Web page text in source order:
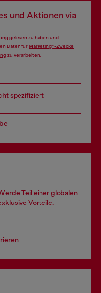
und Aktionen via
gelesen zu haben und
Daten fürMarketing*-Zwecke
zu verarbeiten.
spezifiziert
Teil einer globalen
Vorteile.